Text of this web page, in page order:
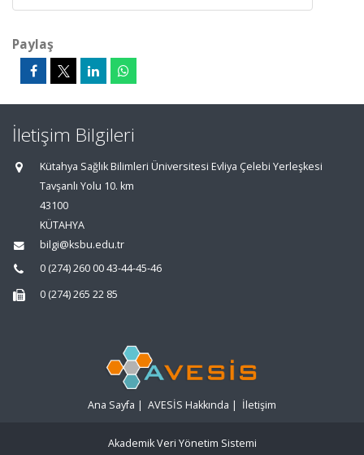
Paylaş
İletişim Bilgileri
Kütahya Sağlık Bilimleri Üniversitesi Evliya Çelebi Yerleşkesi
Tavşanlı Yolu 10. km
43100
KÜTAHYA
bilgi@ksbu.edu.tr
0 (274) 260 00 43-44-45-46
0 (274) 265 22 85
Ana Sayfa | AVESİS Hakkında | İletişim
Akademik Veri Yönetim Sistemi